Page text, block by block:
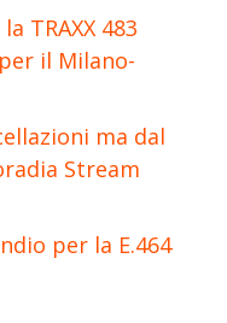
TRAXX 483
il Milano-
ma dal
Stream
per la E.464